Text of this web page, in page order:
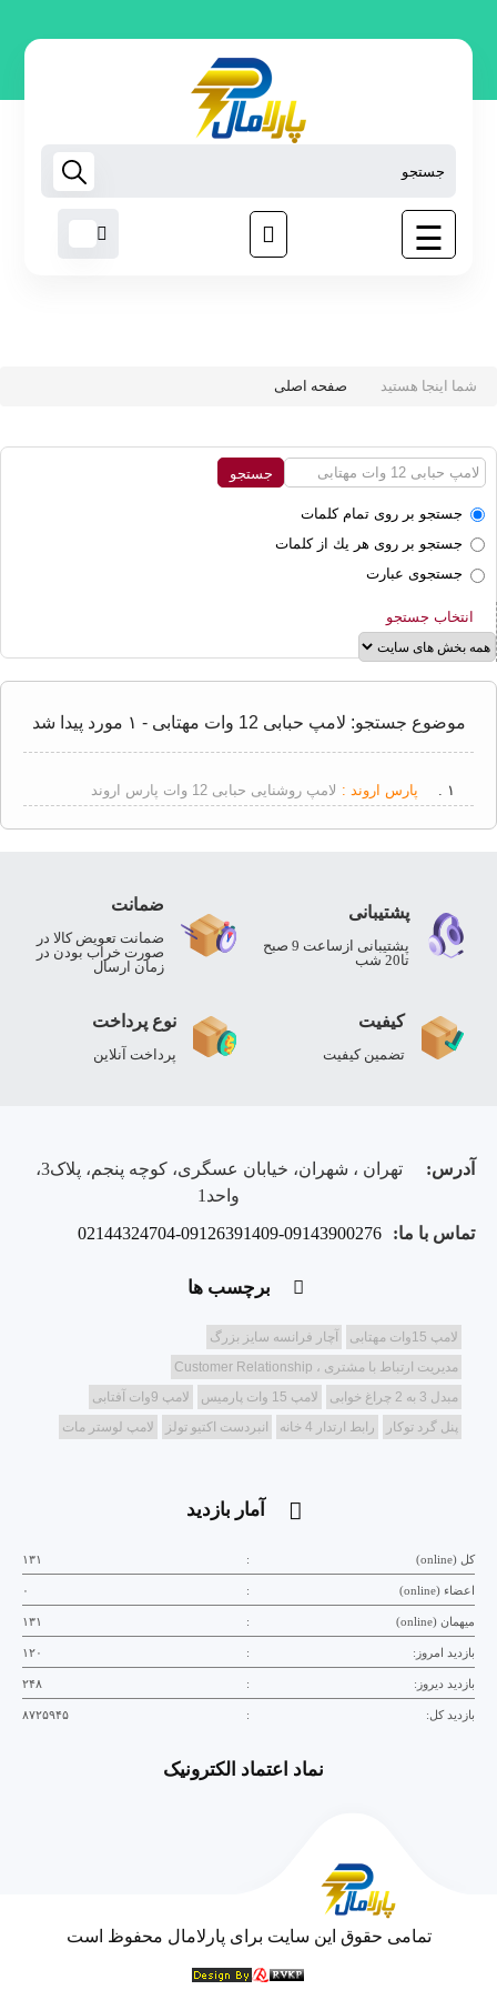
☰
روشنایی
هوشمند
رابط
غیر
نوارچسب
برق
لوستر
محافظ
برق
سرپیچ
لامپ
سیم
و
برق
شما اینجا هستید صفحه اصلی
جستجو بر روی تمام كلمات
جستجو بر روی هر يك از كلمات
جستجوی عبارت
انتخاب جستجو
موضوع جستجو: لامپ حبابی 12 وات مهتابی - ۱ مورد پیدا شد
۱ . پارس اروند : لامپ روشنایی حبابی 12 وات پارس اروند
پشتیبانی
پشتیبانی ازساعت 9 صبح
تا20 شب
ضمانت
ضمانت تعویض کالا در
صورت خراب بودن در
زمان ارسال
کیفیت
تضمین کیفیت
نوع پرداخت
پرداخت آنلاین
آدرس:
تهران ، شهران، خیابان عسگری، کوچه پنجم، پلاک3،
واحد1
تماس با ما:
02144324704-09126391409-09143900276
برچسب ها
لامپ 15وات مهتابی
آچار فرانسه سایز بزرگ
مدیریت ارتباط با مشتری ، Customer Relationship
مبدل 3 به 2 چراغ خوابی
لامپ 15 وات پارمیس
لامپ 9وات آفتابی
پنل گرد توکار
رابط ارتدار 4 خانه انبردست اکتیو تولز لامپ لوستر مات
آمار بازدید
کل (online) : ۱۳۱
اعضاء (online) : ۰
میهمان (online) : ۱۳۱
بازدید امروز: : ۱۲۰
بازدید دیروز: : ۲۴۸
بازدید کل: : ۸۷۲۵۹۴۵
نماد اعتماد الکترونیک
تمامی حقوق این سایت برای پارلامال محفوظ است